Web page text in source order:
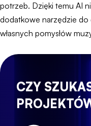
potrzeb. Dzięki temu AI
dodatkowe narzędzie do
własnych pomysłów
CZY